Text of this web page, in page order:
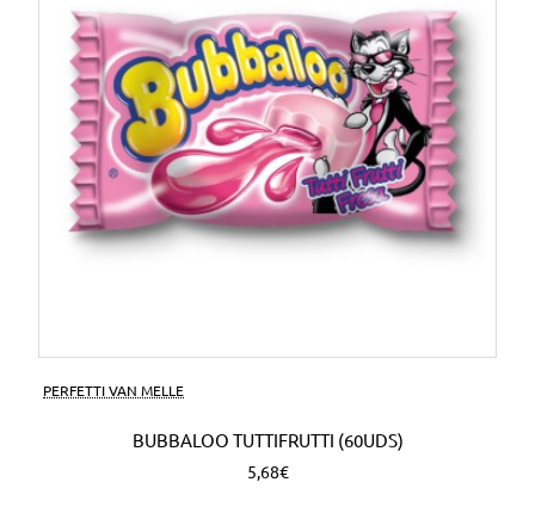
PERFETTI VAN MELLE
BUBBALOO TUTTIFRUTTI (60UDS)
5,68€